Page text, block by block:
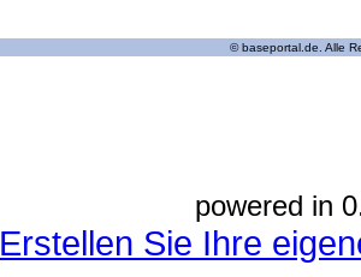
© baseportal.de. Alle
powered in
Erstellen Sie Ihre